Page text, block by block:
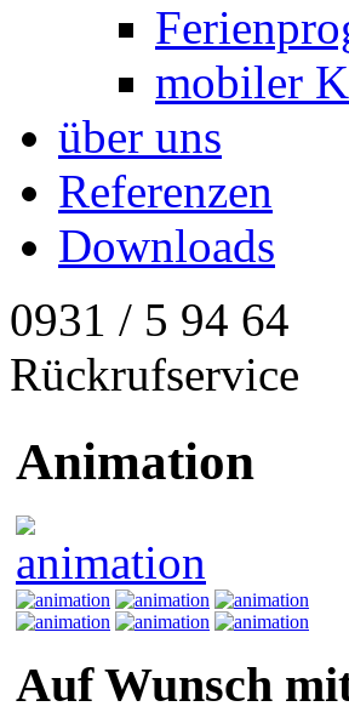
mobiler
über uns
Referenzen
Downloads
0931 / 5 94 64
Rückrufservice
Animation
Auf Wunsch